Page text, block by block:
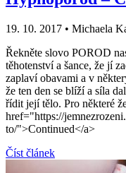
19. 10. 2017 • Michaela
Řekněte slovo POROD
těhotenství a šance, že jí
zaplaví obavami a v
že ten den se blíží a síla
řídit její tělo. Pro některé
href="https://
to/">Continued</a>
Číst článek